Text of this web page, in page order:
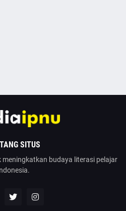
SITUS
budaya literasi pelajar